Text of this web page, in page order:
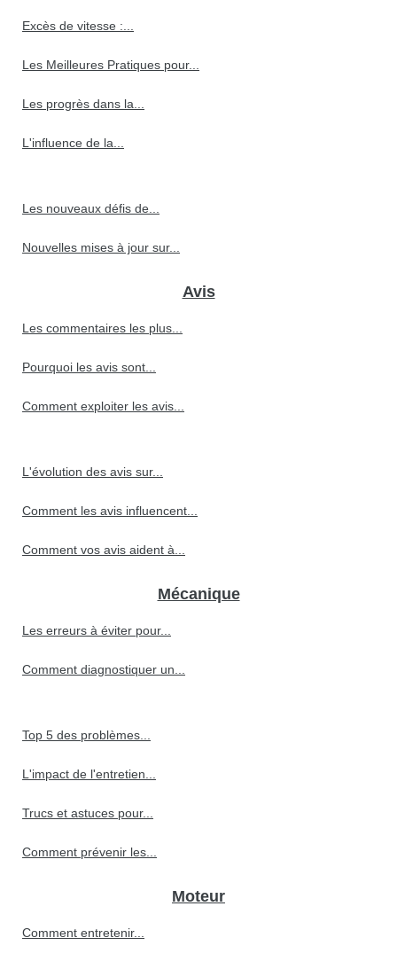
Excès de vitesse :...
Les Meilleures Pratiques pour...
Les progrès dans la...
L'influence de la...
Les nouveaux défis de...
Nouvelles mises à jour sur...
Avis
Les commentaires les plus...
Pourquoi les avis sont...
Comment exploiter les avis...
L'évolution des avis sur...
Comment les avis influencent...
Comment vos avis aident à...
Mécanique
Les erreurs à éviter pour...
Comment diagnostiquer un...
Top 5 des problèmes...
L'impact de l'entretien...
Trucs et astuces pour...
Comment prévenir les...
Moteur
Comment entretenir...